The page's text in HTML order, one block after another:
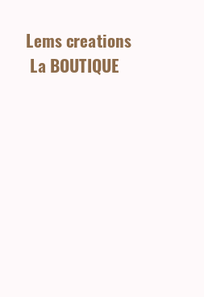
Lems creations
La BOUTIQUE